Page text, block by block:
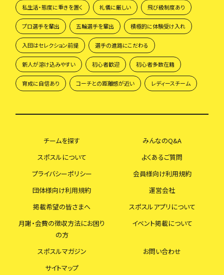
私生活・態度に重きを置く 礼儀に厳しい 飛び級制度あり
プロ選手を輩出 五輪選手を輩出 積極的に体験受け入れ
入団はセレクション前提 選手の進路にこだわる
新人が溶け込みやすい 初心者歓迎 初心者多数在籍
育成に自信あり コーチとの距離感が近い レディースチーム
チームを探す
みんなのQ&A
スポスルについて
よくあるご質問
プライバシーポリシー
会員様向け利用規約
団体様向け利用規約
運営会社
掲載希望の皆さまへ
スポスルアプリについて
月謝・会費の徴収方法にお困り
の方
イベント掲載について
スポスルマガジン
お問い合わせ
サイトマップ